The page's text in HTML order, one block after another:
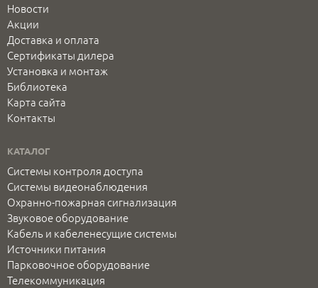
Новости
Акции
Доставка и оплата
Сертификаты дилера
Установка и монтаж
Библиотека
Карта сайта
Контакты
КАТАЛОГ
Системы контроля доступа
Системы видеонаблюдения
Охранно-пожарная сигнализация
Звуковое оборудование
Кабель и кабеленесущие системы
Источники питания
Парковочное оборудование
Телекоммуникация